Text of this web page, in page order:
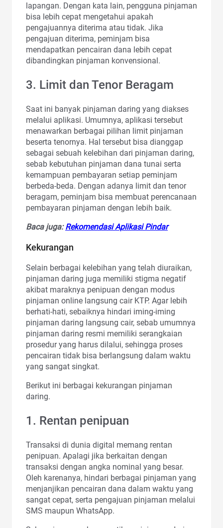
lapangan. Dengan kata lain, pengguna pinjaman
bisa lebih cepat mengetahui apakah
pengajuannya diterima atau tidak. Jika
pengajuan diterima, peminjam bisa
mendapatkan pencairan dana lebih cepat
dibandingkan pinjaman konvensional.
3. Limit dan Tenor Beragam
Saat ini banyak pinjaman daring yang diakses
melalui aplikasi. Umumnya, aplikasi tersebut
menawarkan berbagai pilihan limit pinjaman
beserta tenornya. Hal tersebut bisa dianggap
sebagai sebuah kelebihan dari pinjaman daring,
sebab kebutuhan pinjaman dana tunai serta
kemampuan pembayaran setiap peminjam
berbeda-beda. Dengan adanya limit dan tenor
beragam, peminjam bisa membuat perencanaan
pembayaran pinjaman dengan lebih baik.
Baca juga:Rekomendasi Aplikasi Pindar
Kekurangan
Selain berbagai kelebihan yang telah diuraikan,
pinjaman daring juga memiliki stigma negatif
akibat maraknya penipuan dengan modus
pinjaman online langsung cair KTP. Agar lebih
berhati-hati, sebaiknya hindari iming-iming
pinjaman daring langsung cair, sebab umumnya
pinjaman daring resmi memiliki serangkaian
prosedur yang harus dilalui, sehingga proses
pencairan tidak bisa berlangsung dalam waktu
yang sangat singkat.
Berikut ini berbagai kekurangan pinjaman
daring.
1. Rentan penipuan
Transaksi di dunia digital memang rentan
penipuan. Apalagi jika berkaitan dengan
transaksi dengan angka nominal yang besar.
Oleh karenanya, hindari berbagai pinjaman yang
menjanjikan pencairan dana dalam waktu yang
sangat cepat, serta pengajuan pinjaman melalui
SMS maupun WhatsApp.